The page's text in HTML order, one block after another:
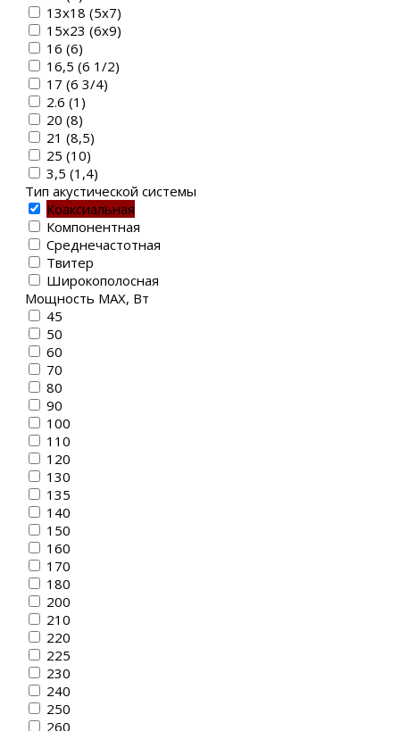
13х18 (5х7)
15х23 (6х9)
16 (6)
16,5 (6 1/2)
17 (6 3/4)
2.6 (1)
20 (8)
21 (8,5)
25 (10)
3,5 (1,4)
Тип акустической системы
Коаксиальная
Компонентная
Среднечастотная
Твитер
Широкополосная
Мощность MAX, Вт
45
50
60
70
80
90
100
110
120
130
135
140
150
160
170
180
200
210
220
225
230
240
250
260